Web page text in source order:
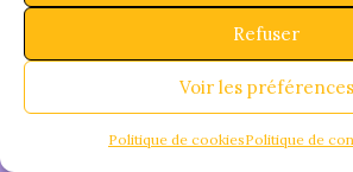
Refuser
Voir les préférences
Politique de cookiesPolitique de